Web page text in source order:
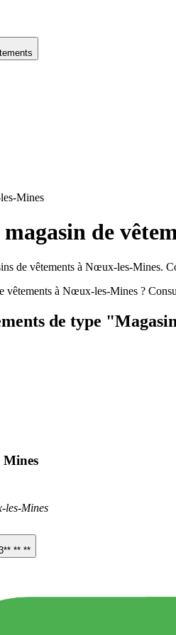
Mines
de
de vêtements à Nœux-les-Mines.
vêtements à Nœux-les-Mines ?
de type
Mines
les-Mines
** **